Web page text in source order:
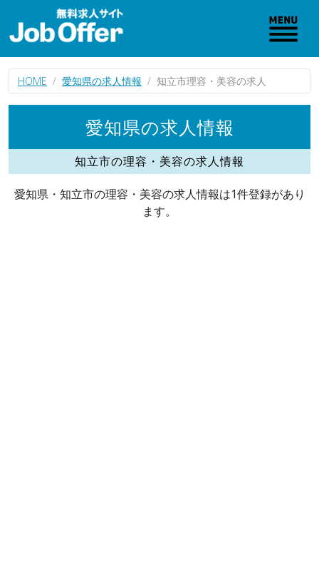
HOME 愛知県の求人情報 知立市理容・美容の求人
愛知県の求人情報
知立市の理容・美容の求人情報
愛知県・知立市の理容・美容の求人情報は1件登録があり
ます。